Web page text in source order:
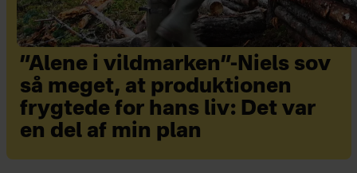
”Alene i vildmarken”-Niels sov
så meget, at produktionen
frygtede for hans liv: Det var
en del af min plan